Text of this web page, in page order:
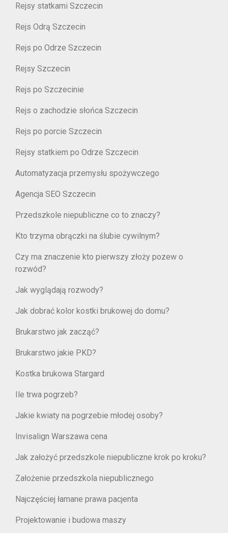
Rejsy statkami Szczecin
Rejs Odrą Szczecin
Rejs po Odrze Szczecin
Rejsy Szczecin
Rejs po Szczecinie
Rejs o zachodzie słońca Szczecin
Rejs po porcie Szczecin
Rejsy statkiem po Odrze Szczecin
Automatyzacja przemysłu spożywczego
Agencja SEO Szczecin
Przedszkole niepubliczne co to znaczy?
Kto trzyma obrączki na ślubie cywilnym?
Czy ma znaczenie kto pierwszy złoży pozew o
rozwód?
Jak wyglądają rozwody?
Jak dobrać kolor kostki brukowej do domu?
Brukarstwo jak zacząć?
Brukarstwo jakie PKD?
Kostka brukowa Stargard
Ile trwa pogrzeb?
Jakie kwiaty na pogrzebie młodej osoby?
Invisalign Warszawa cena
Jak założyć przedszkole niepubliczne krok po kroku?
Założenie przedszkola niepublicznego
Najczęściej łamane prawa pacjenta
Projektowanie i budowa maszy